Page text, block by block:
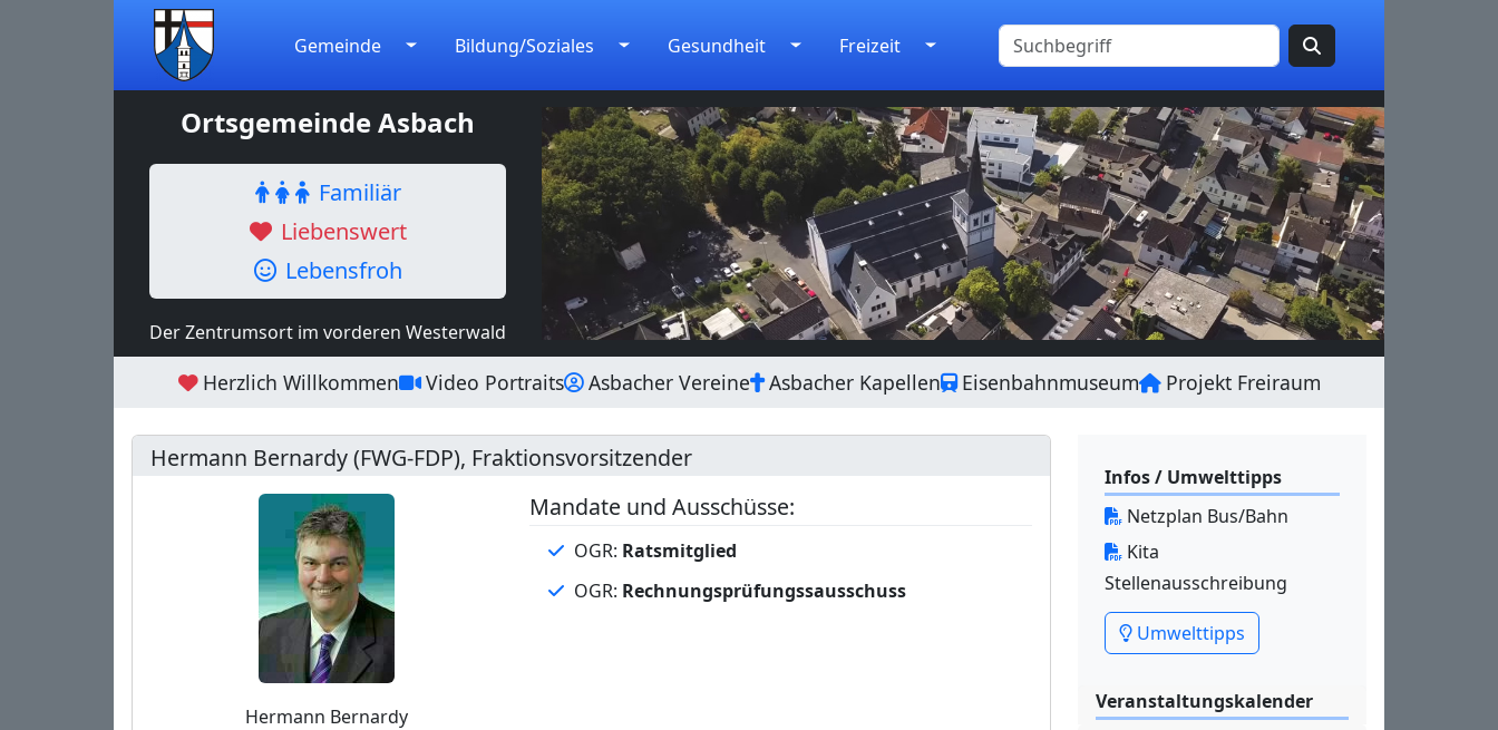
Gemeinde Bildung/Soziales Gesundheit Freizeit
Ortsgemeinde Asbach
Familiär
Liebenswert
Lebensfroh
Der Zentrumsort im vorderen Westerwald
Herzlich Willkommen Video Portraits Asbacher Vereine Asbacher Kapellen Eisenbahnmuseum Projekt Freiraum
Hermann Bernardy (FWG-FDP), Fraktionsvorsitzender
Hermann Bernardy
Mandate und Ausschüsse:
OGR: Ratsmitglied
OGR: Rechnungsprüfungssausschuss
Infos / Umwelttipps
Netzplan Bus/Bahn
Kita
Stellenausschreibung
Umwelttipps
Veranstaltungskalender